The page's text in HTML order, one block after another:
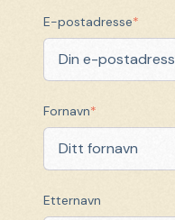
E-postadresse*
Fornavn*
Etternavn